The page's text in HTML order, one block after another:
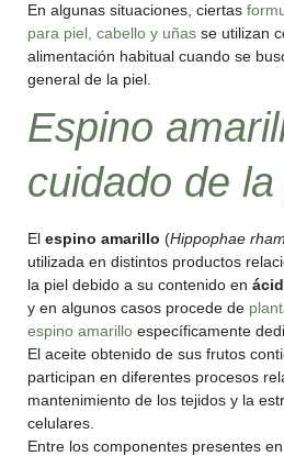
En algunas situaciones, ciertas
para piel, cabello y uñas se utilizan
alimentación habitual cuando se
general de la piel.
Espino
cuidado de
El espino amarillo (Hippophae
utilizada en distintos productos
la piel debido a su contenido en
y en algunos casos procede de
espino amarillo específicamente
El aceite obtenido de sus frutos
participan en diferentes procesos
mantenimiento de los tejidos y la
celulares.
Entre los componentes presentes